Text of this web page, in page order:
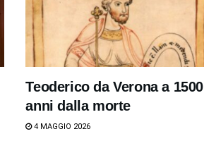
Teoderico da Verona a 1500
anni dalla morte
4 MAGGIO 2026